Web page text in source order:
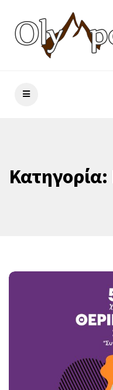
Κατηγορία: